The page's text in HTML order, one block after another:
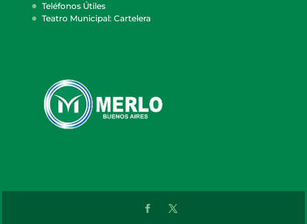
Teléfonos Útiles
Teatro Municipal: Cartelera